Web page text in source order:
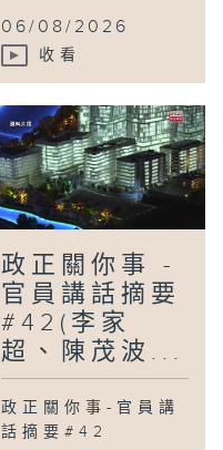
06/08/2026
收看
政正關你事 -
官員講話摘要
#42(李家
超、陳茂波...
政正關你事-官員講
話摘要#42